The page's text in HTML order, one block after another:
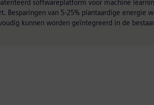
softwareplatform voor machine
van 5-25% plantaardige energie
kunnen worden geïntegreerd in de